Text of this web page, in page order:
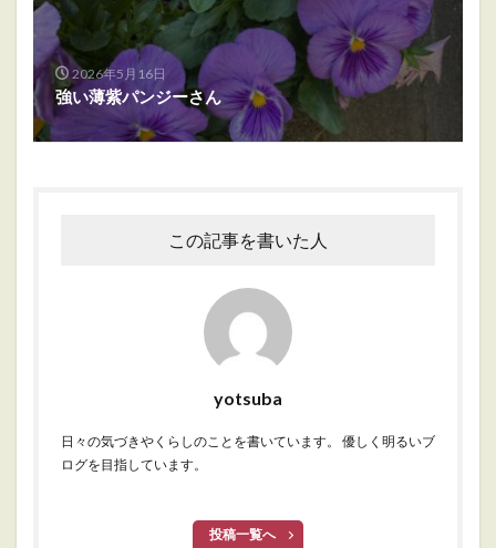
2026年5月16日
強い薄紫パンジーさん
この記事を書いた人
yotsuba
日々の気づきやくらしのことを書いています。 優しく明るいブ
ログを目指しています。
投稿一覧へ